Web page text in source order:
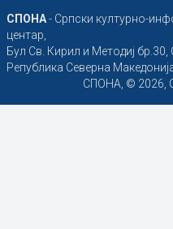
СПОНА- Српски културно-
центар,
Бул Св. Кирил и Методиј бр.30,
Република Северна
СПОНА, © 2026,